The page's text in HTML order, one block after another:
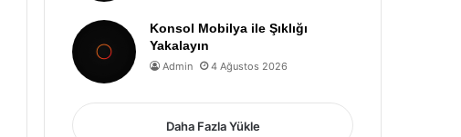
Konsol Mobilya ile Şıklığı
Yakalayın
Admin 4 Ağustos 2026
Daha Fazla Yükle